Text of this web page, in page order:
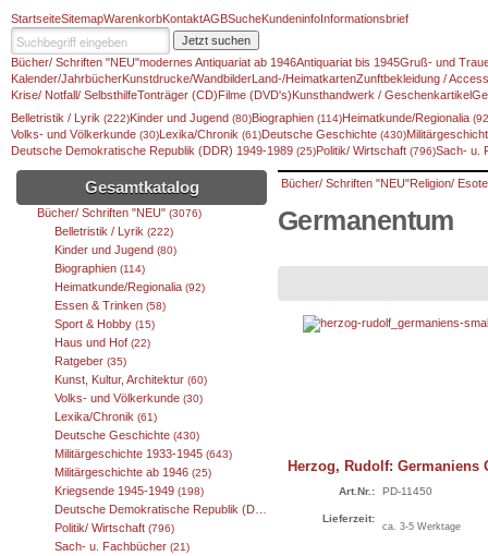
StartseiteSitemapWarenkorbKontaktAGBSucheKundeninfoInformationsbrief
Jetzt suchen
Bücher/ Schriften "NEU"modernes Antiquariat ab 1946Antiquariat bis 1945Gruß- und
Kalender/JahrbücherKunstdrucke/Wandbilder Land-/HeimatkartenZunftbekleidung /
Krise/ Notfall/ SelbsthilfeTonträger (CD) Filme (DVD's) Kunsthandwerk / Geschenkartikel
Belletristik / Lyrik (222)Kinder und Jugend (80)Biographien (114)Heimatkunde/Regionalia
Volks- und Völkerkunde (30) Lexika/Chronik (61)Deutsche Geschichte (430)
Deutsche Demokratische Republik (DDR) 1949-1989 (25)Politik/ Wirtschaft (796)Sach- u.
Gesamtkatalog
Bücher/ Schriften "NEU" (3076)
Belletristik / Lyrik (222)
Kinder und Jugend (80)
Biographien (114)
Heimatkunde/Regionalia (92)
Essen & Trinken (58)
Sport & Hobby (15)
Haus und Hof (22)
Ratgeber (35)
Kunst, Kultur, Architektur (60)
Volks- und Völkerkunde (30)
Lexika/Chronik (61)
Deutsche Geschichte (430)
Militärgeschichte 1933-1945 (643)
Militärgeschichte ab 1946 (25)
Kriegsende 1945-1949 (198)
Deutsche Demokratische Republik (DDR) 1949-1989
Politik/ Wirtschaft (796)
Sach- u. Fachbücher (21)
Bücher/ Schriften "NEU"Religion/
Germanentum
Herzog, Rudolf: Germaniens
Art.Nr.: PD-11450
Lieferzeit:
ca. 3-5 Werktage